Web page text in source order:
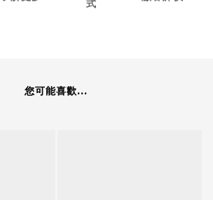
式
您可能喜歡...